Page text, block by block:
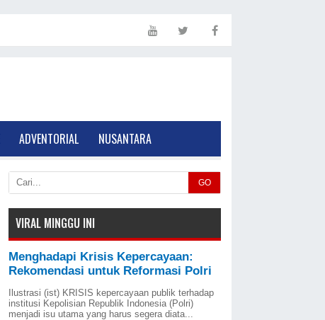
ADVENTORIAL NUSANTARA
GO
VIRAL MINGGU INI
Menghadapi Krisis Kepercayaan:
Rekomendasi untuk Reformasi Polri
Ilustrasi (ist) KRISIS kepercayaan publik terhadap
institusi Kepolisian Republik Indonesia (Polri)
menjadi isu utama yang harus segera diata...